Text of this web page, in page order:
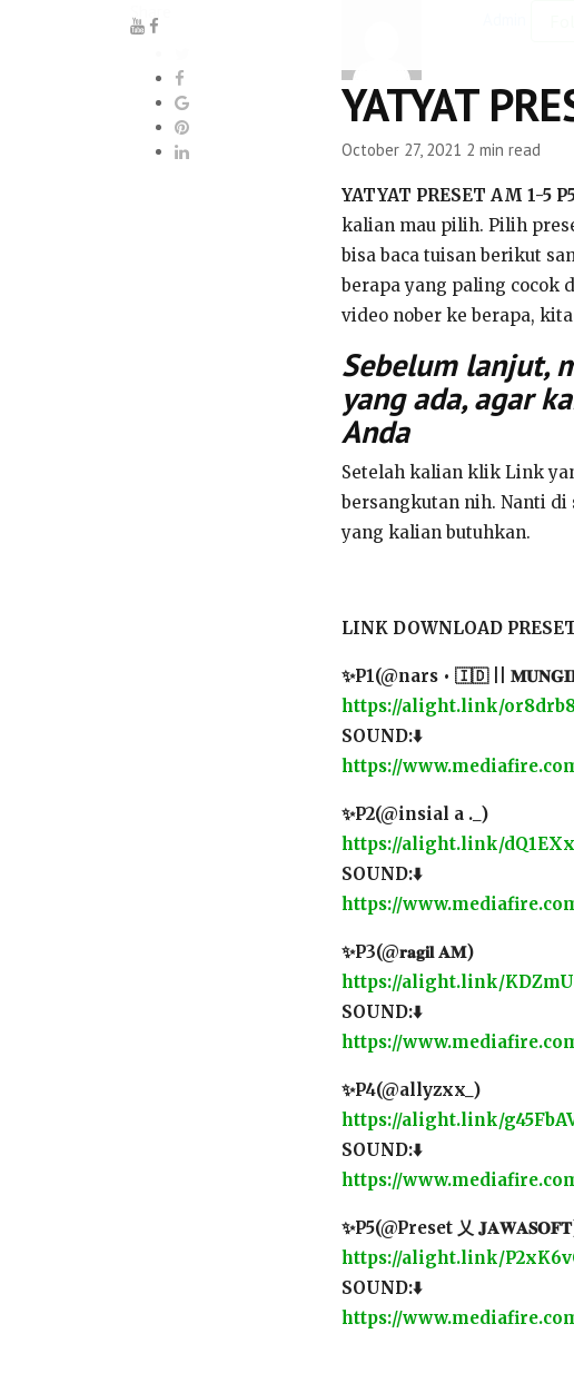
YATYAT
October 27, 2021 2 min read
YATYAT PRESET AM 1-5
kalian mau pilih. Pilih
bisa baca tuisan berikut
berapa yang paling cocok
video nober ke berapa,
Sebelum lanjut,
yang ada, agar
Anda
Setelah kalian klik Link
bersangkutan nih. Nanti
yang kalian butuhkan.
LINK DOWNLOAD
✨P1(@nars • 🇮🇩 ||
https://alight.link/
SOUND:⬇️
https://
✨P2(@insial a ._)
https://alight.link/
SOUND:⬇️
https://
✨P3(@𝐫𝐚𝐠𝐢𝐥 𝐀𝐌)
https://alight.link/
SOUND:⬇️
https://
✨P4(@allyzxx_)
https://alight.link/
SOUND:⬇️
https://
✨P5(@Preset 乂
https://alight.link/
SOUND:⬇️
https://